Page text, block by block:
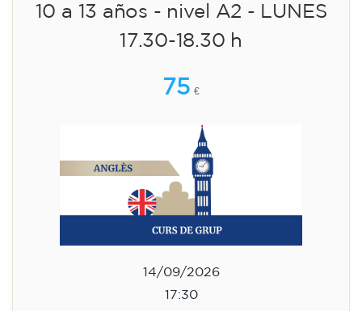
10 a 13 años - nivel A2 - LUNES
17.30-18.30 h
75 €
14/09/2026
17:30